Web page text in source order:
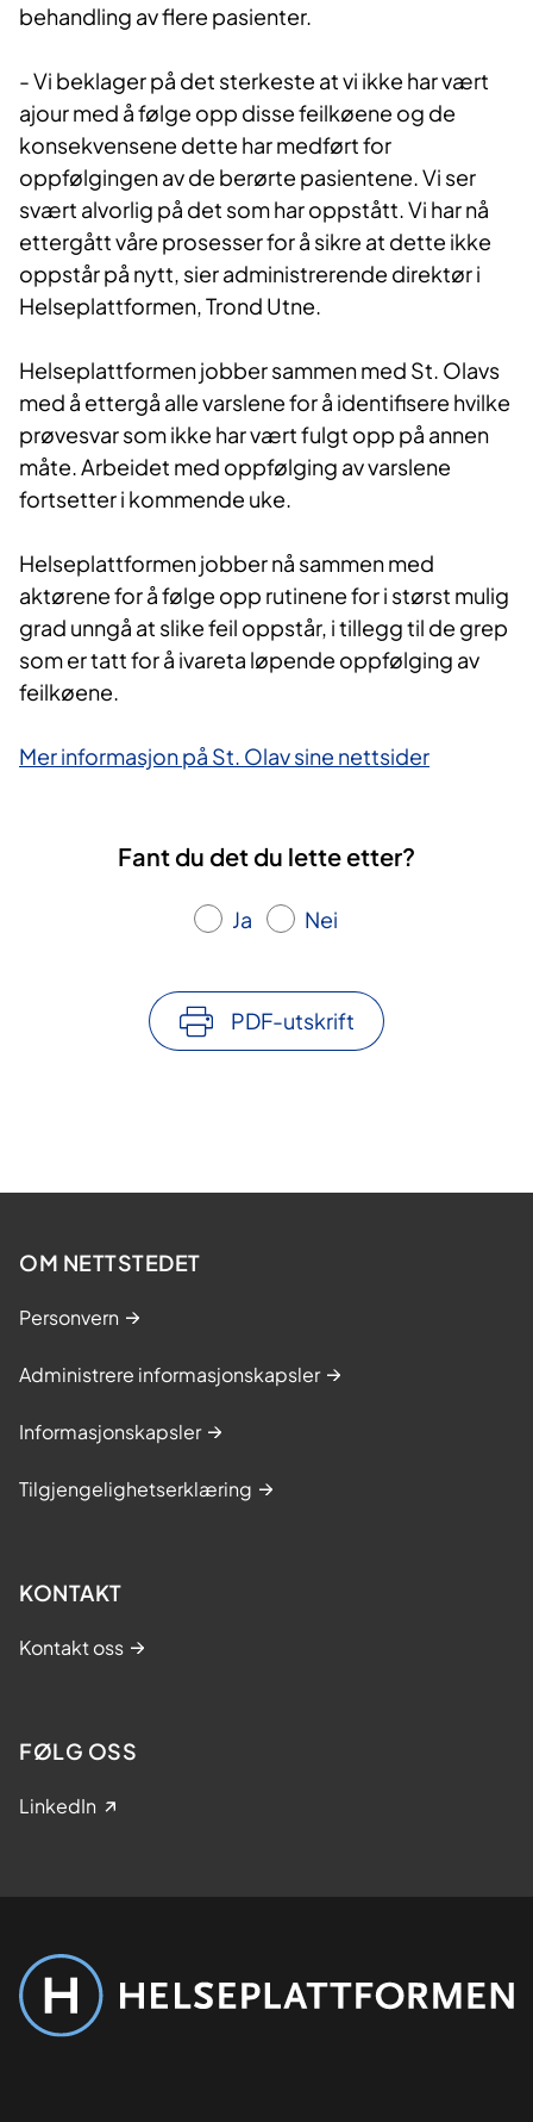
behandling av flere pasienter.
- Vi beklager på det sterkeste at vi ikke har vært
ajour med å følge opp disse feilkøene og de
konsekvensene dette har medført for
oppfølgingen av de berørte pasientene. Vi ser
svært alvorlig på det som har oppstått. Vi har nå
ettergått våre prosesser for å sikre at dette ikke
oppstår på nytt, sier administrerende direktør i
Helseplattformen, Trond Utne.
Helseplattformen jobber sammen med St. Olavs
med å ettergå alle varslene for å identifisere hvilke
prøvesvar som ikke har vært fulgt opp på annen
måte. Arbeidet med oppfølging av varslene
fortsetter i kommende uke.
Helseplattformen jobber nå sammen med
aktørene for å følge opp rutinene for i størst mulig
grad unngå at slike feil oppstår, i tillegg til de grep
som er tatt for å ivareta løpende oppfølging av
feilkøene.
Mer informasjon på St. Olav sine nettsider
Fant du det du lette etter?
Ja Nei
PDF-utskrift
OM NETTSTEDET
Personvern
Administrere informasjonskapsler
Informasjonskapsler
Tilgjengelighetserklæring
KONTAKT
Kontakt oss
FØLG OSS
LinkedIn